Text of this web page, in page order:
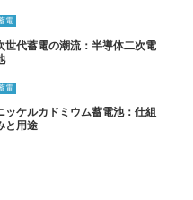
電
世代蓄電の潮流：半導体二次電
電
ッケルカドミウム蓄電池：仕組
と用途